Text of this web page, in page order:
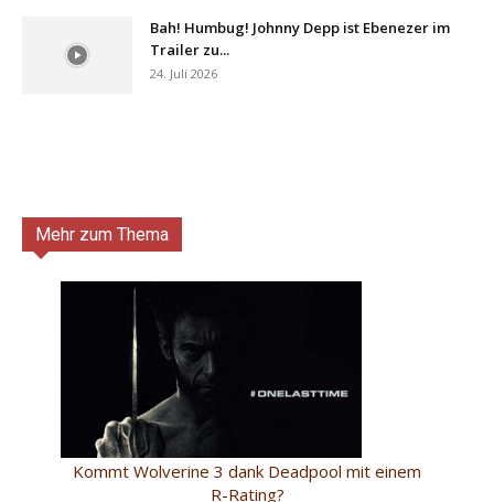
Bah! Humbug! Johnny Depp ist Ebenezer im
Trailer zu...
24. Juli 2026
Mehr zum Thema
Kommt Wolverine 3 dank Deadpool mit einem
R-Rating?